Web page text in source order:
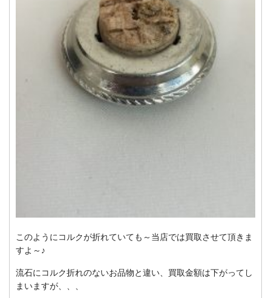
このようにコルクが折れていても～当店では買取させて頂きま
すよ～♪
流石にコルク折れのないお品物と違い、買取金額は下がってし
まいますが、、、